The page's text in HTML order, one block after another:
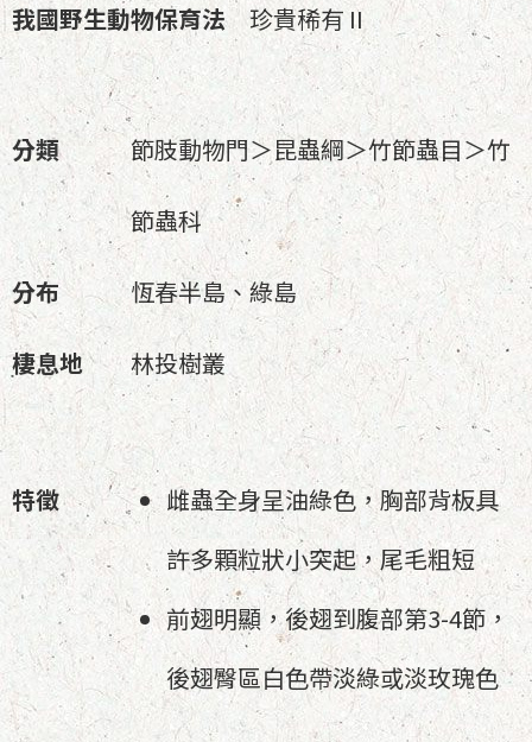
我國野生動物保育法珍貴稀有 II
分類 節肢動物門＞昆蟲綱＞竹節蟲目＞竹
節蟲科
分布 恆春半島、綠島
棲息地 林投樹叢
特徵
雌蟲全身呈油綠色，胸部背板具
許多顆粒狀小突起，尾毛粗短
前翅明顯，後翅到腹部第3-4節，
後翅臀區白色帶淡綠或淡玫瑰色